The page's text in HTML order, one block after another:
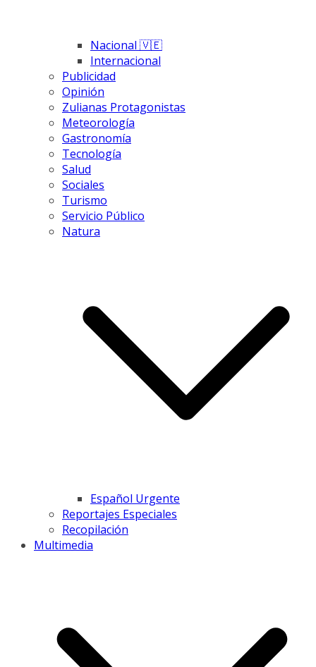
Nacional 🇻🇪
Internacional
Publicidad
Opinión
Zulianas Protagonistas
Meteorología
Gastronomía
Tecnología
Salud
Sociales
Turismo
Servicio Público
Natura
Español Urgente
Reportajes Especiales
Recopilación
Multimedia